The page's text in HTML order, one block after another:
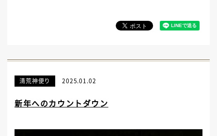
清荒神便り 2025.01.02
新年へのカウントダウン